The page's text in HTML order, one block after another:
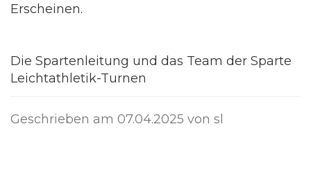
Erscheinen.
Die Spartenleitung und das Team der Sparte
Leichtathletik-Turnen
Geschrieben am 07.04.2025 von sl